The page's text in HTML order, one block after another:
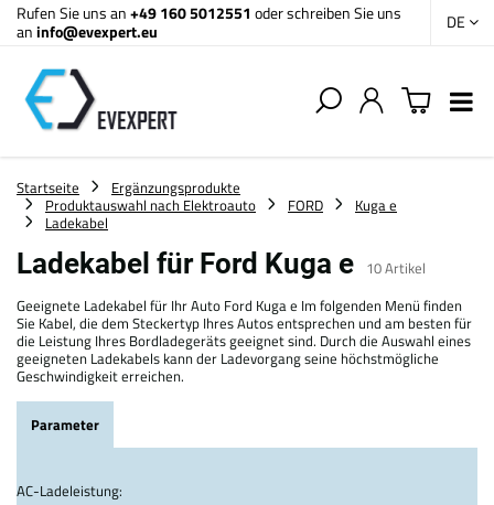
Rufen Sie uns an+49 160 5012551 oder schreiben Sie uns
aninfo@evexpert.eu DE
Startseite
Ergänzungsprodukte
Produktauswahl nach Elektroauto
FORD
Kuga e
Ladekabel
Ladekabel für Ford Kuga e 10Artikel
Geeignete Ladekabel für Ihr Auto Ford Kuga e Im folgenden Menü finden
Sie Kabel, die dem Steckertyp Ihres Autos entsprechen und am besten für
die Leistung Ihres Bordladegeräts geeignet sind. Durch die Auswahl eines
geeigneten Ladekabels kann der Ladevorgang seine höchstmögliche
Geschwindigkeit erreichen.
Parameter
AC-Ladeleistung: